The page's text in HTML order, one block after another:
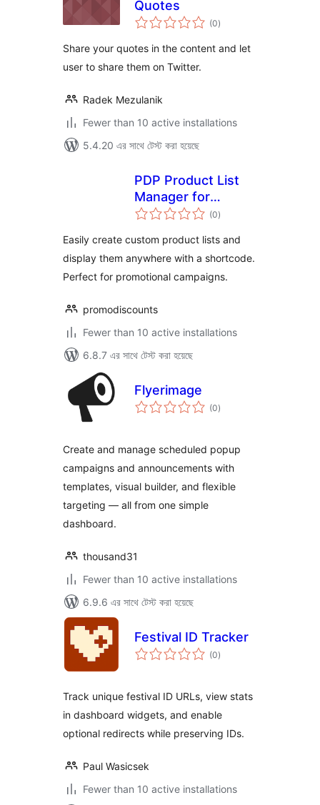
Quotes
(0total
ratings
)
Share your quotes in the content and let
user to share them on Twitter.
Radek Mezulanik
Fewer than 10 active installations
5.4.20 এর সাথে টেস্ট করা হয়েছে
PDP Product List
Manager for
WooCommerce
(0total
ratings
)
Easily create custom product lists and
display them anywhere with a shortcode.
Perfect for promotional campaigns.
promodiscounts
Fewer than 10 active installations
6.8.7 এর সাথে টেস্ট করা হয়েছে
Flyerimage
(0total
ratings
)
Create and manage scheduled popup
campaigns and announcements with
templates, visual builder, and flexible
targeting — all from one simple
dashboard.
thousand31
Fewer than 10 active installations
6.9.6 এর সাথে টেস্ট করা হয়েছে
Festival ID Tracker
(0total
ratings
)
Track unique festival ID URLs, view stats
in dashboard widgets, and enable
optional redirects while preserving IDs.
Paul Wasicsek
Fewer than 10 active installations